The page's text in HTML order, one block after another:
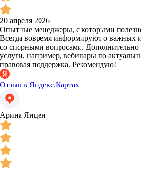
20 апреля 2026
Опытные менеджеры, с которыми
Всегда вовремя информируют о важных
со спорными вопросами. Дополнительно
услуги, например, вебинары по
правовая поддержка. Рекомендую!
Отзыв в Яндекс.Картах
Арина Янцен